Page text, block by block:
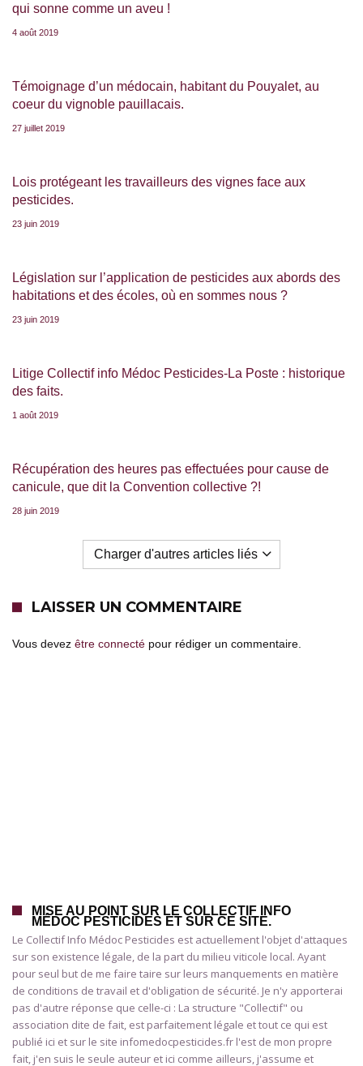
qui sonne comme un aveu !
4 août 2019
Témoignage d’un médocain, habitant du Pouyalet, au
coeur du vignoble pauillacais.
27 juillet 2019
Lois protégeant les travailleurs des vignes face aux
pesticides.
23 juin 2019
Législation sur l’application de pesticides aux abords des
habitations et des écoles, où en sommes nous ?
23 juin 2019
Litige Collectif info Médoc Pesticides-La Poste : historique
des faits.
1 août 2019
Récupération des heures pas effectuées pour cause de
canicule, que dit la Convention collective ?!
28 juin 2019
Charger d'autres articles liés
LAISSER UN COMMENTAIRE
Vous devez être connecté pour rédiger un commentaire.
MISE AU POINT SUR LE COLLECTIF INFO
MÉDOC PESTICIDES ET SUR CE SITE.
Le Collectif Info Médoc Pesticides est actuellement l'objet d'attaques
sur son existence légale, de la part du milieu viticole local. Ayant
pour seul but de me faire taire sur leurs manquements en matière
de conditions de travail et d'obligation de sécurité. Je n'y apporterai
pas d'autre réponse que celle-ci : La structure "Collectif" ou
association dite de fait, est parfaitement légale et tout ce qui est
publié ici et sur le site infomedocpesticides.fr l'est de mon propre
fait, j'en suis le seule auteur et ici comme ailleurs, j'assume et